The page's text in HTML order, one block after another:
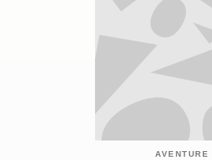
AVENTURE